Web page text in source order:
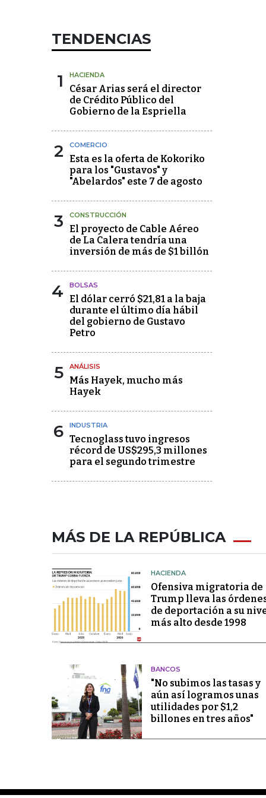
TENDENCIAS
1 HACIENDA
César Arias será el director
de Crédito Público del
Gobierno de la Espriella
2 COMERCIO
Esta es la oferta de Kokoriko
para los "Gustavos" y
"Abelardos" este 7 de agosto
3 CONSTRUCCIÓN
El proyecto de Cable Aéreo
de La Calera tendría una
inversión de más de $1 billón
4 BOLSAS
El dólar cerró $21,81 a la baja
durante el último día hábil
del gobierno de Gustavo
Petro
5 ANÁLISIS
Más Hayek, mucho más
Hayek
6 INDUSTRIA
Tecnoglass tuvo ingresos
récord de US$295,3 millones
para el segundo trimestre
MÁS DE LA REPÚBLICA
HACIENDA
Ofensiva migratoria de
Trump lleva las
de deportación a su
más alto desde 1998
BANCOS
"No subimos las tasas y
aún así logramos unas
utilidades por $1,2
billones en tres años"